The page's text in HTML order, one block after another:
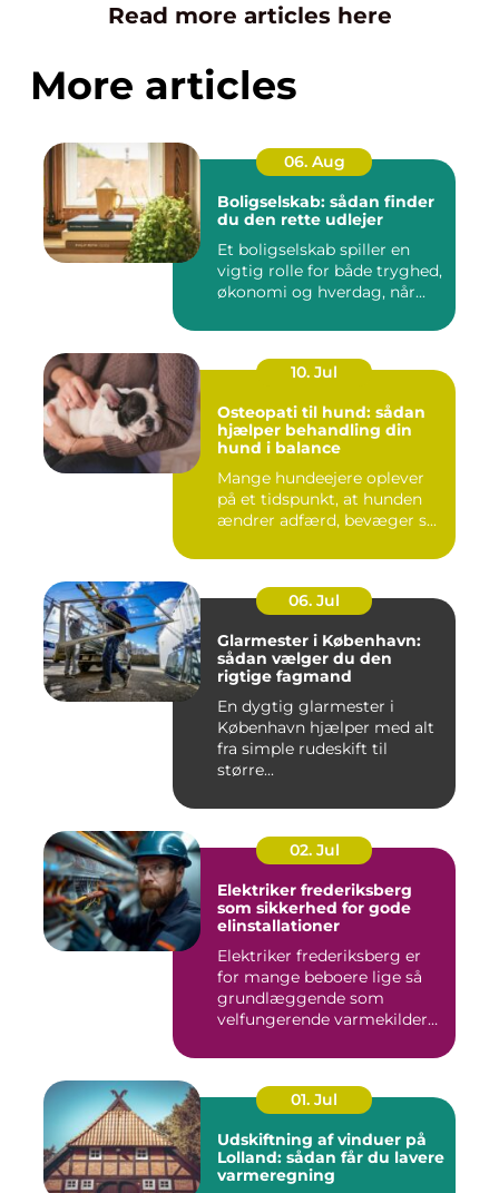
Read more articles here
More articles
06. Aug
Boligselskab: sådan finder
du den rette udlejer
Et boligselskab spiller en
vigtig rolle for både tryghed,
økonomi og hverdag, når...
10. Jul
Osteopati til hund: sådan
hjælper behandling din
hund i balance
Mange hundeejere oplever
på et tidspunkt, at hunden
ændrer adfærd, bevæger s...
06. Jul
Glarmester i København:
sådan vælger du den
rigtige fagmand
En dygtig glarmester i
København hjælper med alt
fra simple rudeskift til
større...
02. Jul
Elektriker frederiksberg
som sikkerhed for gode
elinstallationer
Elektriker frederiksberg er
for mange beboere lige så
grundlæggende som
velfungerende varmekilder
01. Jul
Udskiftning af vinduer på
Lolland: sådan får du lavere
varmeregning